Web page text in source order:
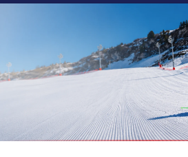
Maintenance
koopgidsen